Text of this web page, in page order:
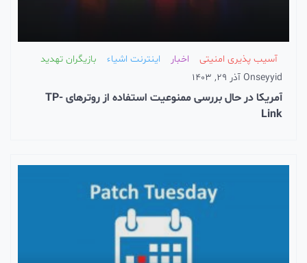
آسیب پذیری امنیتی اخبار اینترنت اشیاء
بازیگران تهدید
seyyid
On آذر 29, 1403
آمریکا در حال بررسی ممنوعیت استفاده از روترهای TP-
Link